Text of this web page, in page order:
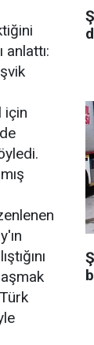
için